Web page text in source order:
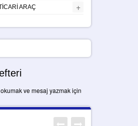
ARAÇ +
ve mesaj yazmak için